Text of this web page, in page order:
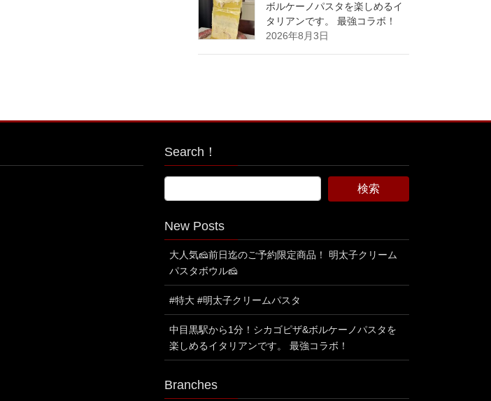
ボルケーノパスタを楽しめるイ
タリアンです。 最強コラボ！
2026年8月3日
Search！
New Posts
大人気🧀前日迄のご予約限定商品！ 明太子クリーム
パスタボウル🧀
#特大 #明太子クリームパスタ
中目黒駅から1分！シカゴピザ&ボルケーノパスタを
楽しめるイタリアンです。 最強コラボ！
Branches